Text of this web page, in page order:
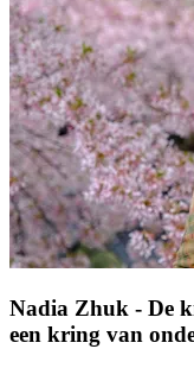
Nadia Zhuk - De
een kring van